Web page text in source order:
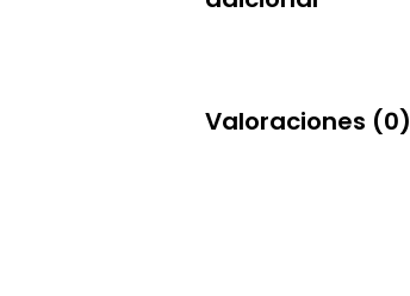
Valoraciones (0)